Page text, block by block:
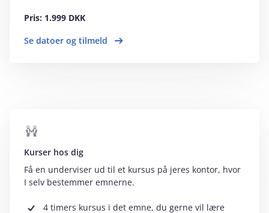
Pris: 1.999 DKK
Se datoer og tilmeld
Kurser hos dig
Få en underviser ud til et kursus på jeres kontor, hvor
I selv bestemmer emnerne.
4 timers kursus i det emne, du gerne vil lære